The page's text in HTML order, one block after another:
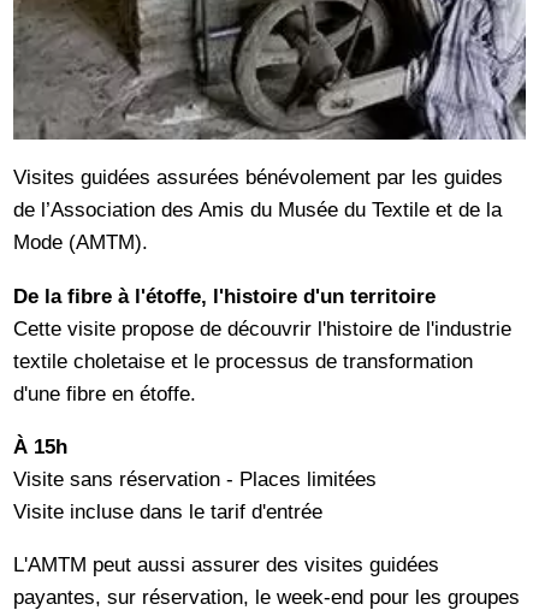
Visites guidées assurées bénévolement par les guides
de l’Association des Amis du Musée du Textile et de la
Mode (AMTM).
De la fibre à l'étoffe, l'histoire d'un territoire
Cette visite propose de découvrir l'histoire de l'industrie
textile choletaise et le processus de transformation
d'une fibre en étoffe.
À 15h
Visite sans réservation - Places limitées
Visite incluse dans le tarif d'entrée
L'AMTM peut aussi assurer des visites guidées
payantes, sur réservation, le week-end pour les groupes